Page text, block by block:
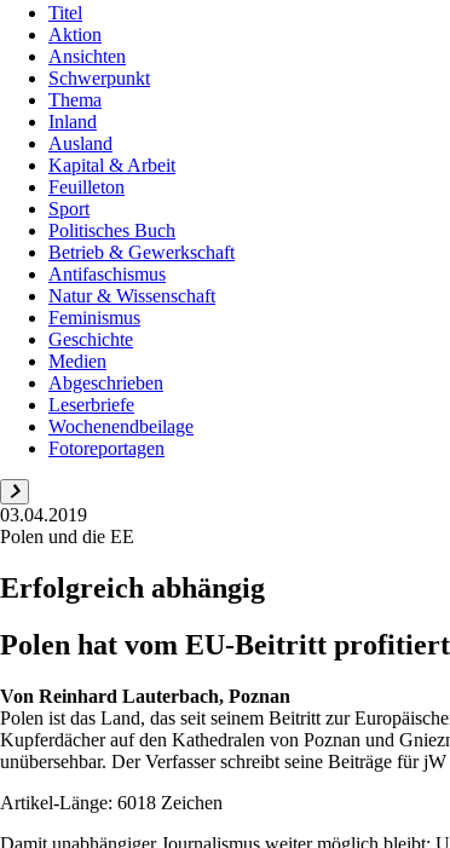
Titel
Aktion
Ansichten
Schwerpunkt
Thema
Inland
Ausland
Kapital & Arbeit
Feuilleton
Sport
Politisches Buch
Betrieb & Gewerkschaft
Antifaschismus
Natur & Wissenschaft
Feminismus
Geschichte
Medien
Abgeschrieben
Leserbriefe
Wochenendbeilage
Fotoreportagen
03.04.2019
Polen und die EE
Erfolgreich abhängig
Polen hat vom EU-Beitritt
Von Reinhard Lauterbach, Poznan
Polen ist das Land, das seit seinem Beitritt zur
Kupferdächer auf den Kathedralen von Poznan und
unübersehbar. Der Verfasser schreibt seine Beiträge für jW
Artikel-Länge: 6018 Zeichen
Damit unabhängiger Journalismus weiter möglich bleibt: